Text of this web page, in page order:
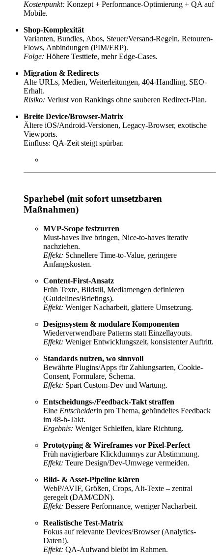
Kostenpunkt: Konzept + Performance-Optimierung + QA auf
Mobile.
Shop-Komplexität
Varianten, Bundles, Abos, Steuer/Versand-Regeln, Retouren-
Flows, Anbindungen (PIM/ERP).
Folge: Höhere Testtiefe, mehr Edge-Cases.
Migration & Redirects
Alte URLs, Medien, Weiterleitungen, 404-Handling, SEO-
Erhalt.
Risiko: Verlust von Rankings ohne sauberen Redirect-Plan.
Breite Device/Browser-Matrix
Ältere iOS/Android-Versionen, Legacy-Browser, exotische
Viewports.
Einfluss: QA-Zeit steigt spürbar.
Sparhebel (mit sofort umsetzbaren
Maßnahmen)
MVP-Scope festzurren
Must-haves live bringen, Nice-to-haves iterativ
nachziehen.
Effekt: Schnellere Time-to-Value, geringere
Anfangskosten.
Content-First-Ansatz
Früh Texte, Bildstil, Mediamengen definieren
(Guidelines/Briefings).
Effekt: Weniger Nacharbeit, glattere Umsetzung.
Designsystem & modulare Komponenten
Wiederverwendbare Patterns statt Einzellayouts.
Effekt: Weniger Entwicklungszeit, konsistenter Auftritt.
Standards nutzen, wo sinnvoll
Bewährte Plugins/Apps für Zahlungsarten, Cookie-
Consent, Formulare, Schema.
Effekt: Spart Custom-Dev und Wartung.
Entscheidungs-/Feedback-Takt straffen
Eine Entscheiderin pro Thema, gebündeltes Feedback
im 48-h-Takt.
Ergebnis: Weniger Schleifen, klare Richtung.
Prototyping & Wireframes vor Pixel-Perfect
Früh navigierbare Klickdummys zur Abstimmung.
Effekt: Teure Design/Dev-Umwege vermeiden.
Bild- & Asset-Pipeline klären
WebP/AVIF, Größen, Crops, Alt-Texte – zentral
geregelt (DAM/CDN).
Effekt: Bessere Performance, weniger Nacharbeit.
Realistische Test-Matrix
Fokus auf relevante Devices/Browser (Analytics-
Daten!).
Effekt: QA-Aufwand bleibt im Rahmen.